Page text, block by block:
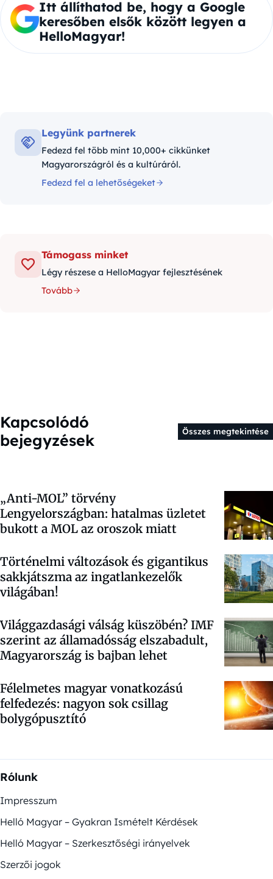
Itt állíthatod be, hogy a Google
keresőben elsők között legyen a
HelloMagyar!
Legyünk partnerek
Fedezd fel több mint 10,000+ cikkünket
Magyarországról és a kultúráról.
Fedezd fel a lehetőségeket
Támogass minket
Légy részese a HelloMagyar fejlesztésének
Tovább
Kapcsolódó
bejegyzések
Összes megtekintése
„Anti-MOL” törvény
Lengyelországban: hatalmas üzletet
bukott a MOL az oroszok miatt
Történelmi változások és gigantikus
sakkjátszma az ingatlankezelők
világában!
Világgazdasági válság küszöbén? IMF
szerint az államadósság elszabadult,
Magyarország is bajban lehet
Félelmetes magyar vonatkozású
felfedezés: nagyon sok csillag
bolygópusztító
Rólunk
Impresszum
Helló Magyar – Gyakran Ismételt Kérdések
Helló Magyar – Szerkesztőségi irányelvek
Szerzői jogok